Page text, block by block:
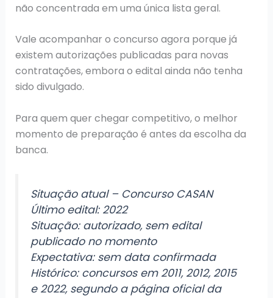
não concentrada em uma única lista geral.
Vale acompanhar o concurso agora porque já
existem autorizações publicadas para novas
contratações, embora o edital ainda não tenha
sido divulgado.
Para quem quer chegar competitivo, o melhor
momento de preparação é antes da escolha da
banca.
Situação atual – Concurso CASAN
Último edital: 2022
Situação: autorizado, sem edital
publicado no momento
Expectativa: sem data confirmada
Histórico: concursos em 2011, 2012, 2015
e 2022, segundo a página oficial da